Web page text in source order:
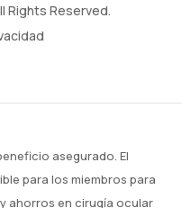
Rights Reserved.
asegurado. El
para los miembros para
ahorros en cirugía ocular